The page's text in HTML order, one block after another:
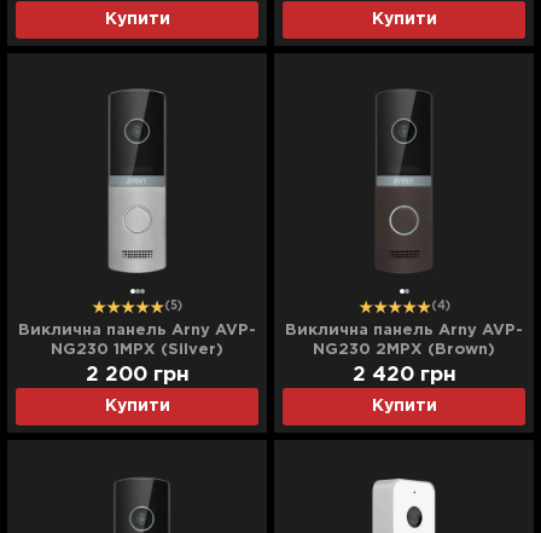
Купити Купити
(5)
Виклична панель Arny AVP-
NG230 1MPX (Silver)
Купити
2 200 грн
(4)
Виклична панель Arny AVP-
NG230 2MPX (Brown)
Купити
2 420 грн